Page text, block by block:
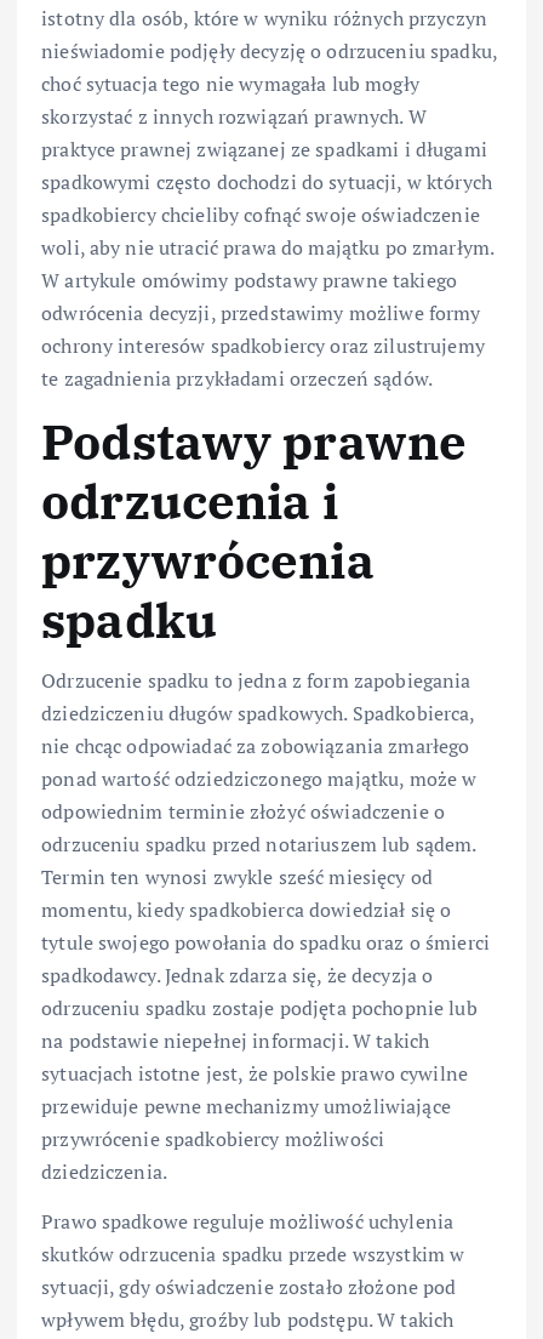
istotny dla osób, które w wyniku różnych przyczyn
nieświadomie podjęły decyzję o odrzuceniu spadku,
choć sytuacja tego nie wymagała lub mogły
skorzystać z innych rozwiązań prawnych. W
praktyce prawnej związanej ze spadkami i długami
spadkowymi często dochodzi do sytuacji, w których
spadkobiercy chcieliby cofnąć swoje oświadczenie
woli, aby nie utracić prawa do majątku po zmarłym.
W artykule omówimy podstawy prawne takiego
odwrócenia decyzji, przedstawimy możliwe formy
ochrony interesów spadkobiercy oraz zilustrujemy
te zagadnienia przykładami orzeczeń sądów.
Podstawy prawne
odrzucenia i
przywrócenia
spadku
Odrzucenie spadku to jedna z form zapobiegania
dziedziczeniu długów spadkowych. Spadkobierca,
nie chcąc odpowiadać za zobowiązania zmarłego
ponad wartość odziedziczonego majątku, może w
odpowiednim terminie złożyć oświadczenie o
odrzuceniu spadku przed notariuszem lub sądem.
Termin ten wynosi zwykle sześć miesięcy od
momentu, kiedy spadkobierca dowiedział się o
tytule swojego powołania do spadku oraz o śmierci
spadkodawcy. Jednak zdarza się, że decyzja o
odrzuceniu spadku zostaje podjęta pochopnie lub
na podstawie niepełnej informacji. W takich
sytuacjach istotne jest, że polskie prawo cywilne
przewiduje pewne mechanizmy umożliwiające
przywrócenie spadkobiercy możliwości
dziedziczenia.
Prawo spadkowe reguluje możliwość uchylenia
skutków odrzucenia spadku przede wszystkim w
sytuacji, gdy oświadczenie zostało złożone pod
wpływem błędu, groźby lub podstępu. W takich